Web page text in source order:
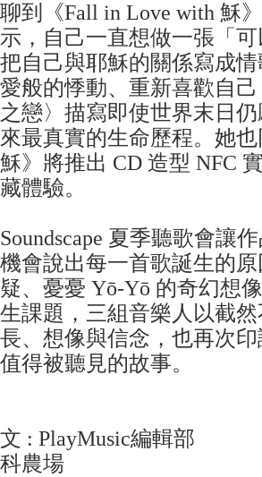
聊到《Fall in Love with 穌
示，自己一直想做一張「
把自己與耶穌的關係寫成
愛般的悸動、重新喜歡自
之戀〉描寫即使世界末日
來最真實的生命歷程。她
穌》將推出 CD 造型 NFC
藏體驗。
Soundscape 夏季聽歌會讓
機會說出每一首歌誕生的
疑、憂憂 Yō-Yō 的奇幻想
生課題，三組音樂人以截
長、想像與信念，也再次
值得被聽見的故事。
文 : PlayMusic編輯部
科農場